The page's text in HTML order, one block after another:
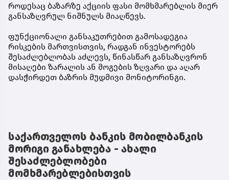
როდესაც ბაზარზე აქციის ფასი მომხმარებლის მიერ
განსაზღვრულ ნიშნულს მიაღწევს.
ფუნქციონალი განსაკუთრებით გამოსადეგია
რისკების მართვისთვის, რადგან ინვესტორებს
შესაძლებლობას აძლევს, წინასწარ განსაზღვრონ
მისაღები ზარალის ან მოგების ზღვარი და აღარ
დასჭირდეთ ბაზრის მუდმივი მონიტორინგი.
საქართველოს ბანკის მობილბანკის
მორიგი განახლება - ახალი
შესაძლებლობები
მომხმარებლებისთვის